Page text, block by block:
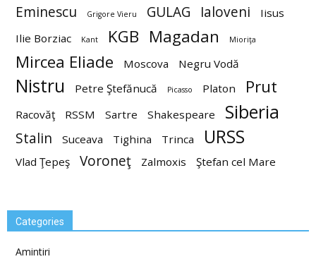
Eminescu
Grigore Vieru GULAG Ialoveni
Iisus
Ilie Borziac
Kant KGB Magadan Mioriţa
Mircea Eliade Moscova Negru Vodă
Nistru Petre Ştefănucă Picasso Platon Prut
Racovăţ RSSM Sartre Shakespeare Siberia
Stalin Suceava Tighina Trinca URSS
Vlad Ţepeş Voroneţ Zalmoxis Ştefan cel Mare
Categories
Amintiri